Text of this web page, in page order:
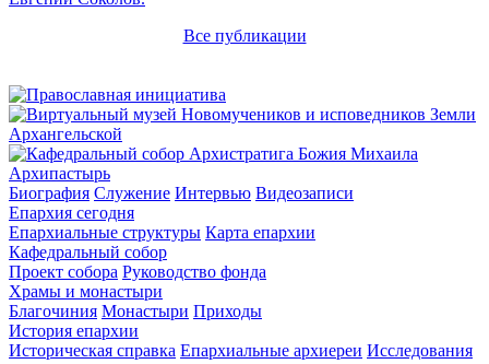
Все публикации
Архипастырь
Биография Служение Интервью Видеозаписи
Епархия сегодня
Епархиальные структуры Карта епархии
Кафедральный собор
Проект собора Руководство фонда
Храмы и монастыри
Благочиния Монастыри Приходы
История епархии
Историческая справка Епархиальные архиереи Исследования